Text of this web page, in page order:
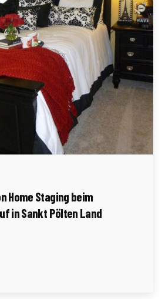
Immofragen Sankt Pölten Stadt / Land
Home Staging beim
in Sankt Pölten Land